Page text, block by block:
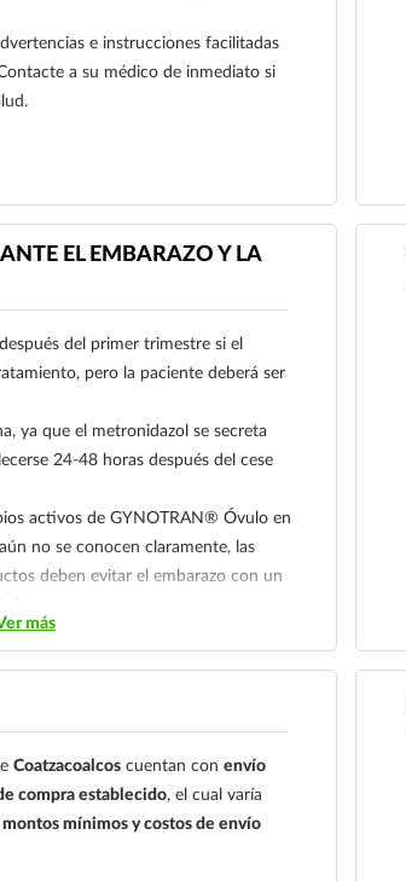
e instrucciones facilitadas
a su médico de inmediato si
EL EMBARAZO Y LA
del primer trimestre si el
pero la paciente deberá ser
ya que el metronidazol se secreta
24-48 horas después del cese
activos de GYNOTRAN® Óvulo en
no se conocen claramente, las
deben evitar el embarazo con un
efecto nocivo en la fertilidad de
más
Coatzacoalcos cuentan conenvío
compra establecido, el cual varía
mínimos y costos de envío